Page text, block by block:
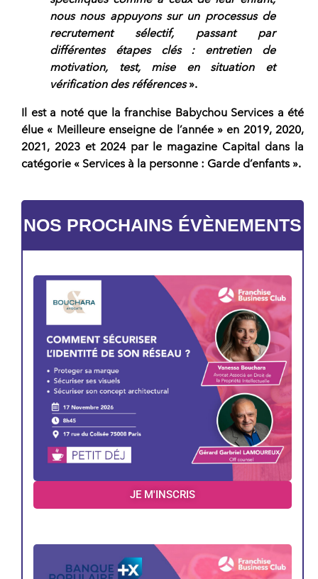
nous nous appuyons sur un processus de
recrutement sélectif, passant par
différentes étapes clés : entretien de
motivation, test, mise en situation et
vérification des références».
Il est a noté que la franchise Babychou Services a été
élue « Meilleure enseigne de l’année» en 2019, 2020,
2021, 2023 et 2024 par le magazine Capital dans la
catégorie « Services à la personne : Garde d’enfants ».
NOS PROCHAINS ÉVÈNEMENTS
JE M'INSCRIS